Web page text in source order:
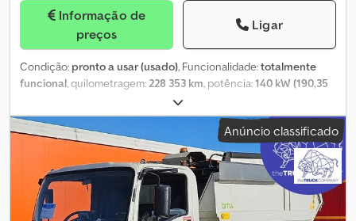
Informação de
preços
Ligar
Condição: pronto a usar (usado), Funcionalidade:totalmente
funcional, quilometragem:228 353 km, potência:140 kW (190,35
, tipo de combustível:
número de lugares:33, número de lugares em pé:6, tipo de
engrenagem:mecânico , configuração de eixo:2 eixos, classe de
Euro 6, travões:retardador, tamanho do pneu:235/75
, comprimento total:7 720 mm, largura total:2 320 mm, altura
total:3 330 mm , Equipamento:ABS, aquecedor estacionário, ar
condicionado, controlo de tração , Autocarro interurbano –
Isuzu Turquoise Dados técnicos: - Primeira matrícula: 2018 -
Anúncio classificado